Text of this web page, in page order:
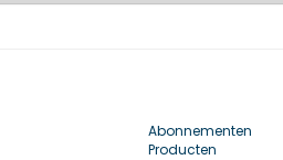
Abonnementen
Producten